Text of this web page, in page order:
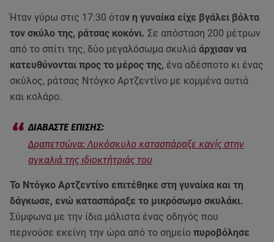
Ήταν γύρω στις 17:30 όταν η γυναίκα είχε βγάλει βόλτα
τον σκύλο της, ράτσας κοκόνι. Σε απόσταση 200 μέτρων
από το σπίτι της, δύο μεγαλόσωμα σκυλιά άρχισαν να
κατευθύνονται προς το μέρος της, ένα αδέσποτο κι ένας
σκύλος, ράτσας Ντόγκο Αρτζεντίνο με κομμένα αυτιά
και κολάρο.
Δραπετσώνα: Λυκόσκυλο κατασπάραξε κανίς στην
αγκαλιά της ιδιοκτήτριάς του
Το Ντόγκο Αρτζεντίνο επιτέθηκε στη γυναίκα και τη
δάγκωσε, ενώ κατασπάραξε το μικρόσωμο σκυλάκι.
Σύμφωνα με την ίδια μάλιστα ένας οδηγός που
περνούσε εκείνη την ώρα από το σημείο πυροβόλησε